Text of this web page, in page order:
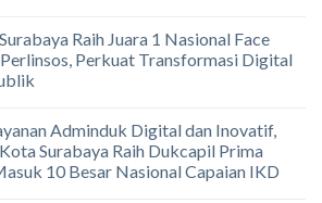
Raih Juara 1 Nasional Face
Perkuat Transformasi Digital
Adminduk Digital dan Inovatif,
Surabaya Raih Dukcapil Prima
10 Besar Nasional Capaian IKD